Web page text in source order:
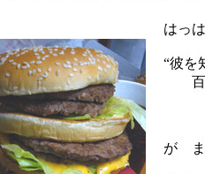
はっ
“彼を
百戦
が ま